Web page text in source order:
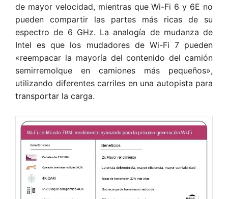
de mayor velocidad, mientras que Wi-Fi 6 y 6E no
pueden compartir las partes más ricas de su
espectro de 6 GHz. La analogía de mudanza de
Intel es que los mudadores de Wi-Fi 7 pueden
«reempacar la mayoría del contenido del camión
semirremolque en camiones más pequeños»,
utilizando diferentes carriles en una autopista para
transportar la carga.